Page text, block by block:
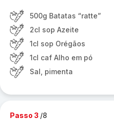
500g Batatas “ratte”
2cl sop Azeite
1cl sop Orégãos
1cl caf Alho em pó
Sal, pimenta
Passo 3 /8